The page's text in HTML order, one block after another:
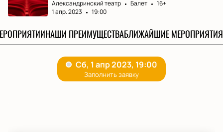
Александринский театр Балет
16+
1 апр. 2023
19:00
НАШИ ПРЕИМУЩЕСТВАБЛИЖАЙШИЕ МЕРОПРИЯТИЯ